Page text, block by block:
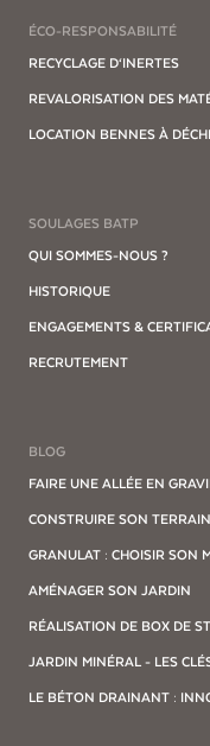
ÉCO-RESPONSABILITÉ
RECYCLAGE D‘INERTES
REVALORISATION DES
LOCATION BENNES À
SOULAGES BATP
QUI SOMMES-NOUS ?
HISTORIQUE
ENGAGEMENTS &
RECRUTEMENT
BLOG
FAIRE UNE ALLÉE EN
CONSTRUIRE SON
GRANULAT : CHOISIR SON
AMÉNAGER SON JARDIN
RÉALISATION DE BOX DE
JARDIN MINÉRAL - LES
LE BÉTON DRAINANT :